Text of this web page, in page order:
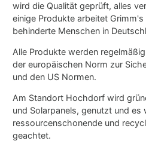
wird die Qualität geprüft, alles
einige Produkte arbeitet
behinderte Menschen in
Alle Produkte werden
der europäischen Norm zur
und den US Normen.
Am Standort Hochdorf wird
und Solarpanels, genutzt und es
ressourcenschonende und
geachtet.